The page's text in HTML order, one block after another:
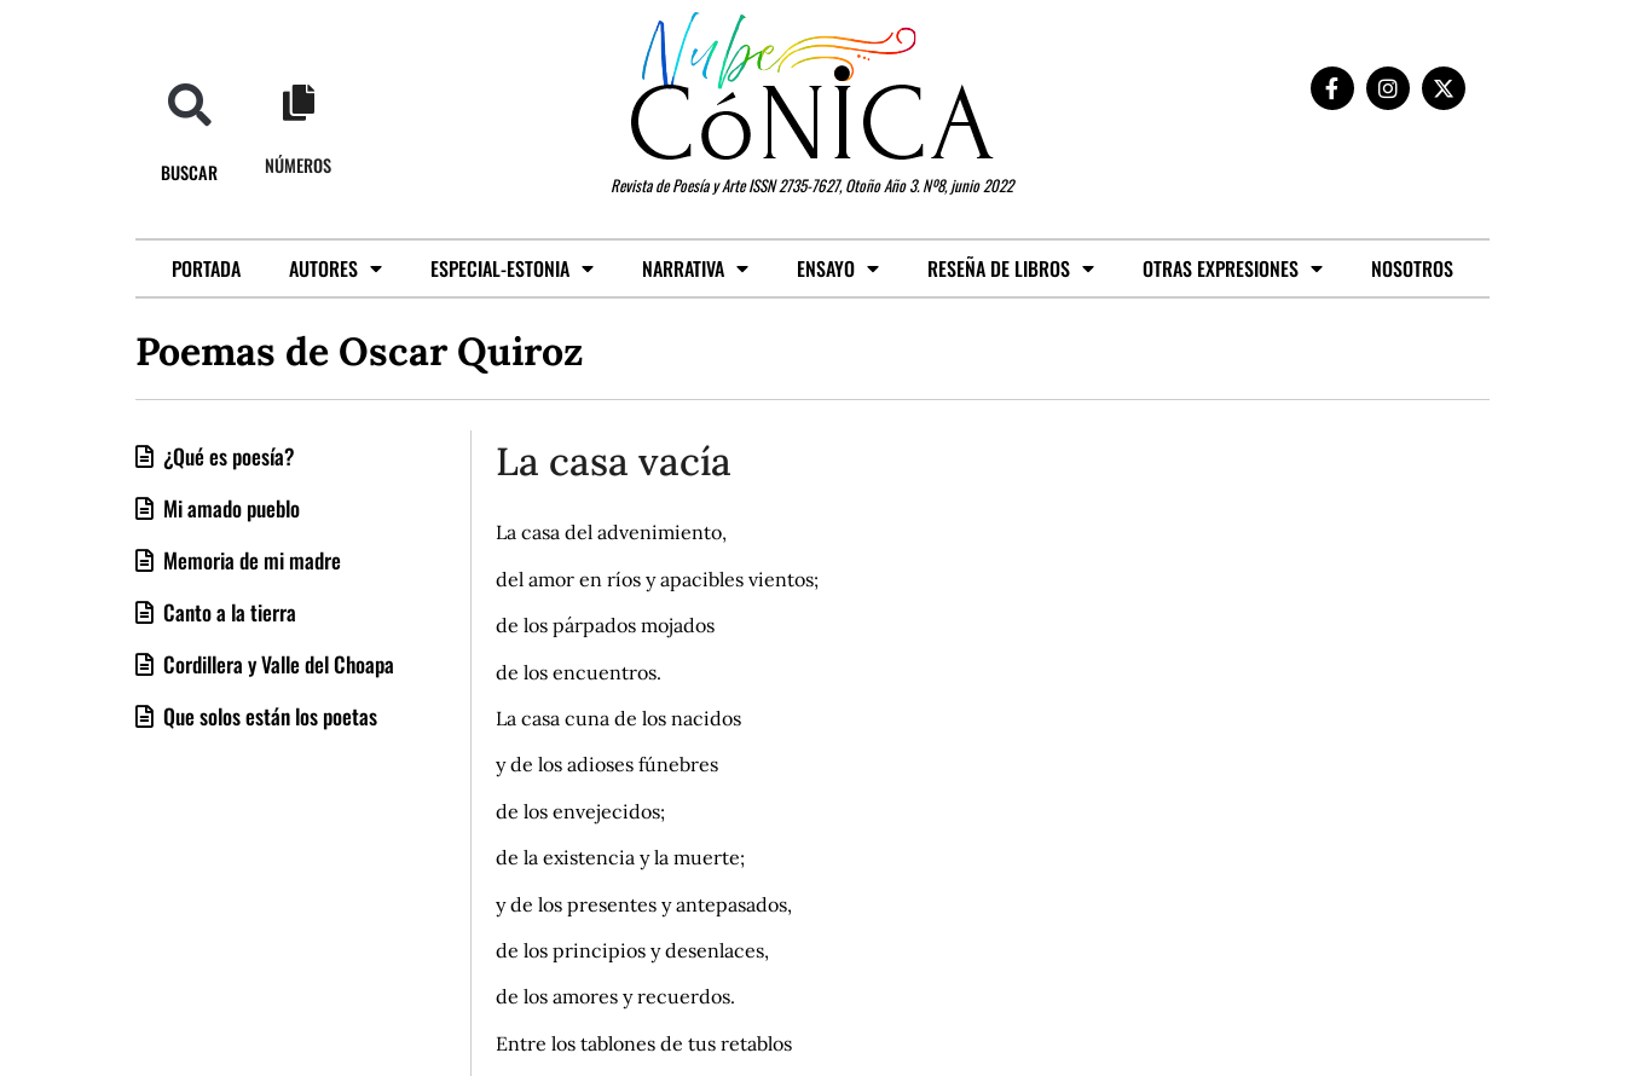
BUSCAR NÚMEROS
Revista de Poesía y Arte ISSN 2735-7627, Otoño Año 3. Nº8, junio 2022
PORTADA AUTORES ESPECIAL-ESTONIA NARRATIVA ENSAYO RESEÑA DE LIBROS OTRAS EXPRESIONES NOSOTROS
Poemas de Oscar Quiroz
¿Qué es poesía?
Mi amado pueblo
Memoria de mi madre
Canto a la tierra
Cordillera y Valle del Choapa
Que solos están los poetas
La casa vacía
La casa del advenimiento,
del amor en ríos y apacibles vientos;
de los párpados mojados
de los encuentros.
La casa cuna de los nacidos
y de los adioses fúnebres
de los envejecidos;
de la existencia y la muerte;
y de los presentes y antepasados,
de los principios y desenlaces,
de los amores y recuerdos.
Entre los tablones de tus retablos